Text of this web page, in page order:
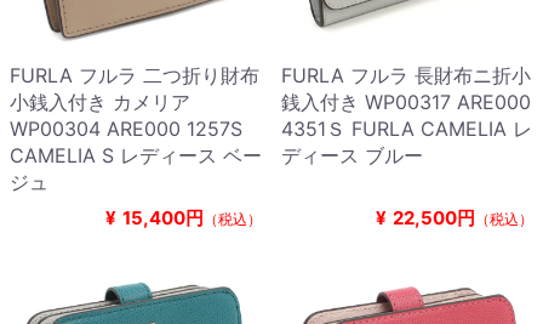
FURLA フルラ 二つ折り財布
小銭入付き カメリア
WP00304 ARE000 1257S
CAMELIA S レディース ベー
ジュ
¥ 15,400円 （税込）
FURLA フルラ 長財布ニ折小
銭入付き WP00317 ARE000
4351Ｓ FURLA CAMELIA レ
ディース ブルー
¥ 22,500円 （税込）